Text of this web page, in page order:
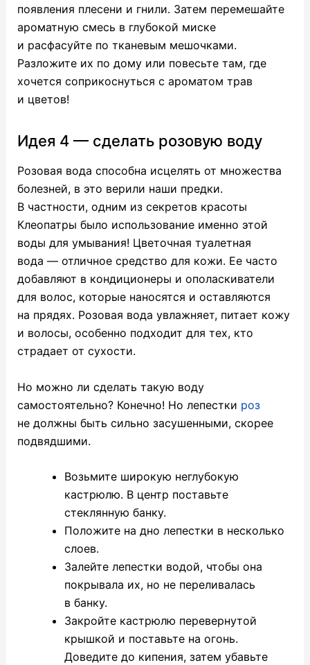
появления плесени и гнили. Затем перемешайте
ароматную смесь в глубокой миске
и расфасуйте по тканевым мешочками.
Разложите их по дому или повесьте там, где
хочется соприкоснуться с ароматом трав
и цветов!
Идея 4 — сделать розовую воду
Розовая вода способна исцелять от множества
болезней, в это верили наши предки.
В частности, одним из секретов красоты
Клеопатры было использование именно этой
воды для умывания! Цветочная туалетная
вода — отличное средство для кожи. Ее часто
добавляют в кондиционеры и ополаскиватели
для волос, которые наносятся и оставляются
на прядях. Розовая вода увлажняет, питает кожу
и волосы, особенно подходит для тех, кто
страдает от сухости.
Но можно ли сделать такую воду
самостоятельно? Конечно! Но лепестки роз
не должны быть сильно засушенными, скорее
подвядшими.
Возьмите широкую неглубокую
кастрюлю. В центр поставьте
стеклянную банку.
Положите на дно лепестки в несколько
слоев.
Залейте лепестки водой, чтобы она
покрывала их, но не переливалась
в банку.
Закройте кастрюлю перевернутой
крышкой и поставьте на огонь.
Доведите до кипения, затем убавьте